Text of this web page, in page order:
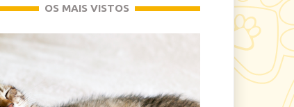
OS MAIS VISTOS